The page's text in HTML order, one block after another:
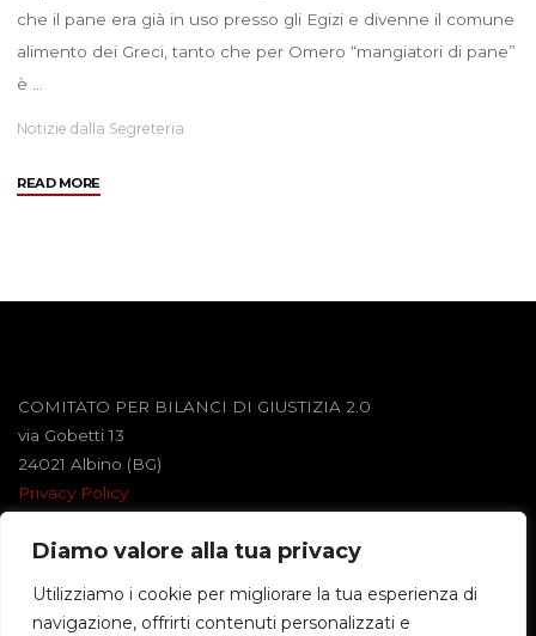
Diamo valore alla tua privacy
Utilizziamo i cookie per migliorare la tua esperienza di
navigazione, offrirti contenuti personalizzati e
che il pane era già in uso presso gli Egizi e divenne il comune
alimento dei Greci, tanto che per Omero “mangiatori di pane”
è …
Notizie dalla Segreteria
READ MORE"Fare
COMITATO PER BILANCI DI GIUSTIZIA 2.0
via Gobetti 13
24021 Albino (BG)
Privacy Policy
©2026 BILANCI DI GIUSTIZIA